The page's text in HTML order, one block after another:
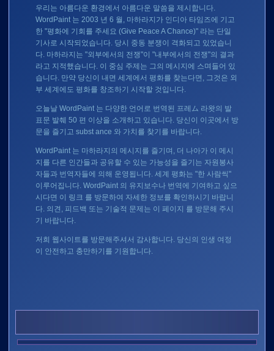
우리는 아름다운 환경에서 아름다운 말씀을 제시합니다.
WordPaint 는 2003 년 6 월, 마하라지가 인디아 타임즈에 기고
한 "평화에 기회를 주세요 (Give Peace A Chance)" 라는 단일
기사로 시작되었습니다. 당시 중동 분쟁이 격화되고 있었습니
다. 마하라지는 "외부에서의 전쟁"이 "내부에서의 전쟁"의 결과
라고 지적했습니다. 이 중심 주제는 그의 메시지에 스며들어 있
습니다. 만약 당신이 내면 세계에서 평화를 찾는다면, 그것은 외
부 세계에도 평화를 창조하기 시작할 것입니다.
오늘날 WordPaint 는 다양한 언어로 번역된 프레ム 라왓의 발
표문 발췌 50 편 이상을 소개하고 있습니다. 당신이 이곳에서 방
문을 즐기고 subst ance 와 가치를 찾기를 바랍니다.
WordPaint 는 마하라지의 메시지를 즐기며, 더 나아가 이 메시
지를 다른 인간들과 공유할 수 있는 가능성을 즐기는 자원봉사
자들과 번역자들에 의해 운영됩니다. 세계 평화는 "한 사람씩"
이루어집니다. WordPaint 의 유지보수나 번역에 기여하고 싶으
시다면 이 링크 를 방문하여 자세한 정보를 확인하시기 바랍니
다. 의견, 피드백 또는 기술적 문제는 이 페이지 를 방문해 주시
기 바랍니다.
저희 웹사이트를 방문해주셔서 감사합니다. 당신의 인생 여정
이 안전하고 충만하기를 기원합니다.